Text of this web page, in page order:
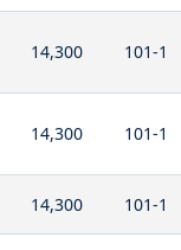
14,300 101-1
14,300 101-1
14,300 101-1